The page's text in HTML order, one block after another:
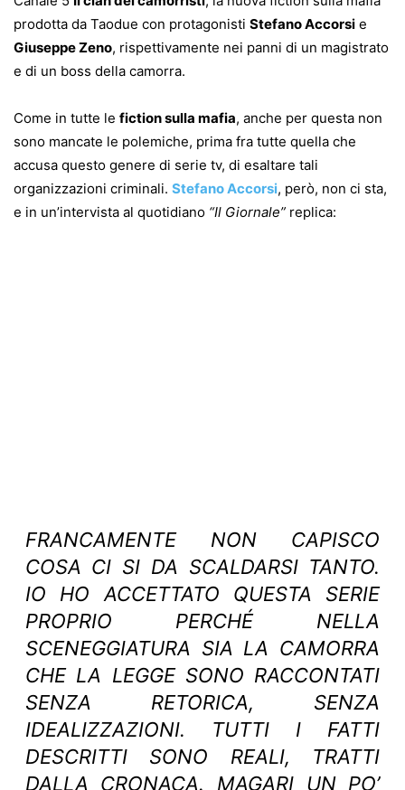
prodotta da Taodue con protagonisti Stefano Accorsi e
Giuseppe Zeno, rispettivamente nei panni di un magistrato
e di un boss della camorra.
Come in tutte le fiction sulla mafia, anche per questa non
sono mancate le polemiche, prima fra tutte quella che
accusa questo genere di serie tv, di esaltare tali
organizzazioni criminali. Stefano Accorsi, però, non ci sta,
e in un’intervista al quotidiano “Il Giornale” replica:
FRANCAMENTE NON CAPISCO
COSA CI SI DA SCALDARSI TANTO.
IO HO ACCETTATO QUESTA SERIE
PROPRIO PERCHÉ NELLA
SCENEGGIATURA SIA LA CAMORRA
CHE LA LEGGE SONO RACCONTATI
SENZA RETORICA, SENZA
IDEALIZZAZIONI. TUTTI I FATTI
DESCRITTI SONO REALI, TRATTI
DALLA CRONACA. MAGARI UN PO’